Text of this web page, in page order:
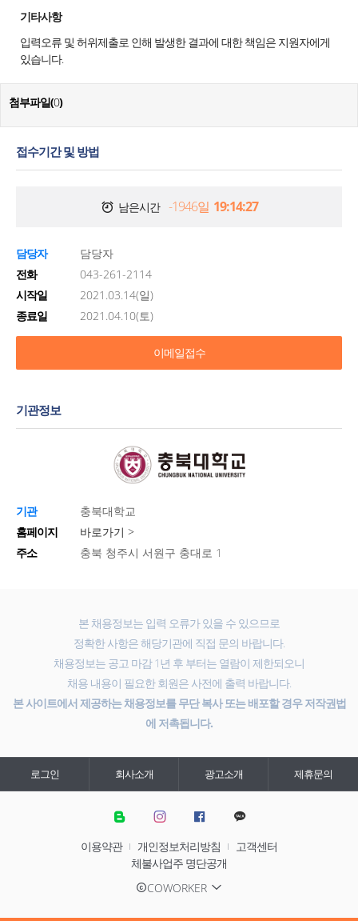
기타사항
입력오류 및 허위제출로 인해 발생한 결과에 대한 책임은 지원자에게
있습니다.
첨부파일(0)
접수기간 및 방법
남은시간 -1946일 19:14:27
담당자
담당자
전화
043-261-2114
시작일
2021.03.14(일)
종료일
2021.04.10(토)
이메일접수
기관정보
기관
충북대학교
홈페이지
바로가기 >
주소
충북 청주시 서원구 충대로 1
본 채용정보는 입력 오류가 있을 수 있으므로
정확한 사항은 해당기관에 직접 문의 바랍니다.
채용정보는 공고 마감 1년 후 부터는 열람이 제한되오니
채용 내용이 필요한 회원은 사전에 출력 바랍니다.
본 사이트에서 제공하는 채용정보를 무단 복사 또는 배포할 경우 저작권법
에 저촉됩니다.
로그인 회사소개 광고소개 제휴문의
이용약관 개인정보처리방침
고객센터
체불사업주 명단공개
COWORKER